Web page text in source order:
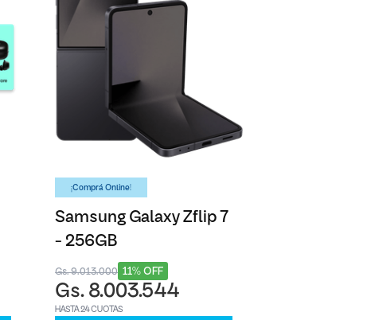
¡Comprá Online!
Samsung Galaxy Zflip 7
- 256GB
11% OFF
Gs. 9.013.000
Gs. 8.003.544
HASTA 24 CUOTAS